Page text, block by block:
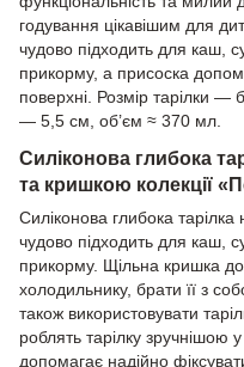
годування цікавішим для
чудово підходить для каш,
прикорму, а присоска
поверхні. Розмір тарілки
— 5,5 см, об’єм ≈ 370 мл.
Силіконова глибока
та кришкою колекції
Силіконова глибока
чудово підходить для каш,
прикорму. Щільна кришка
холодильнику, брати її з
також використовувати
роблять тарілку зручнішою
допомагає надійно